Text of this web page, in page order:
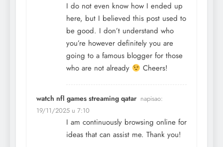
I do not even know how I ended up
here, but I believed this post used to
be good. I don’t understand who
you’re however definitely you are
going to a famous blogger for those
who are not already
Cheers!
watch nfl games streaming qatar napisao:
19/11/2025 u 7:10
I am continuously browsing online for
ideas that can assist me. Thank you!